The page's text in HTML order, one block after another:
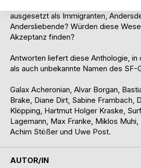
ausgesetzt als Immigranten,
Andersliebende? Würden diese
Akzeptanz finden?
Antworten liefert diese Anthologie, in
als auch unbekannte Namen des SF-
Galax Acheronian, Alvar Borgan,
Brake, Diane Dirt, Sabine Frambach,
Klöpping, Hartmut Holger Kraske,
Lagemann, Max Franke, Miklos Muhi,
Achim Stößer und Uwe Post.
AUTOR/IN